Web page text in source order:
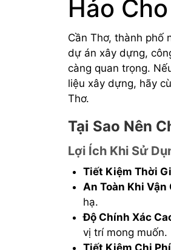
Hảo
Cần Thơ, thành phố
dự án xây dựng,
càng quan trọng.
liệu xây dựng, hãy
Thơ.
Tại Sao Nên
Lợi Ích Khi Sử
Tiết Kiệm Thời
An Toàn Khi Vận
hạ.
Độ Chính Xác
vị trí mong muốn.
Tiết Kiệm Chi